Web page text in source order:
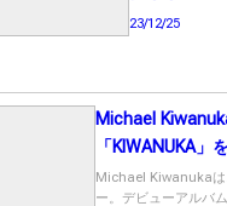
23/12/25
Michael
「KIWANUKA」
Michael Kiwanukaは
ー。デビューアルバ